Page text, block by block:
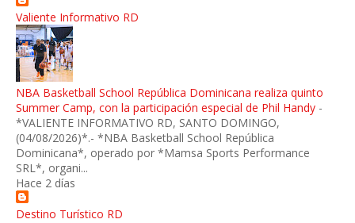
Valiente Informativo RD
NBA Basketball School República Dominicana realiza quinto
Summer Camp, con la participación especial de Phil Handy -
*VALIENTE INFORMATIVO RD, SANTO DOMINGO,
(04/08/2026)*.- *NBA Basketball School República
Dominicana*, operado por *Mamsa Sports Performance
SRL*, organi...
Hace 2 días
Destino Turístico RD